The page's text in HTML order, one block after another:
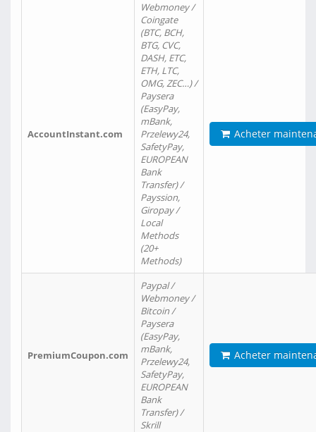
AccountInstant.com
Webmoney /
Coingate
(BTC, BCH,
BTG, CVC,
DASH, ETC,
ETH, LTC,
OMG, ZEC…) /
Paysera
(EasyPay,
mBank,
Przelewy24,
SafetyPay,
EUROPEAN
Bank
Transfer) /
Payssion,
Giropay /
Local
Methods
(20+
Methods)
Acheter
PremiumCoupon.com
Paypal /
Webmoney /
Bitcoin /
Paysera
(EasyPay,
mBank,
Przelewy24,
SafetyPay,
EUROPEAN
Bank
Transfer) /
Skrill
Acheter